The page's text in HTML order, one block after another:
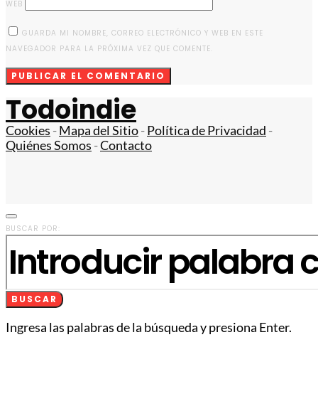
WEB
GUARDA MI NOMBRE, CORREO ELECTRÓNICO Y WEB EN ESTE
NAVEGADOR PARA LA PRÓXIMA VEZ QUE COMENTE.
Todoindie
Cookies -Mapa del Sitio-Política de Privacidad -
Quiénes Somos -Contacto
BUSCAR POR:
BUSCAR
Ingresa las palabras de la búsqueda y presiona Enter.